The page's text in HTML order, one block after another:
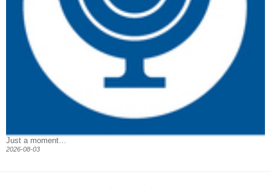
Just a moment…
2026-08-03